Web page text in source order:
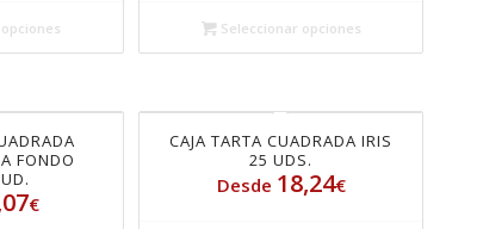
Seleccionar opciones
FONDO
€
CAJA TARTA CUADRADA IRIS
25 UDS.
Desde 18,24€